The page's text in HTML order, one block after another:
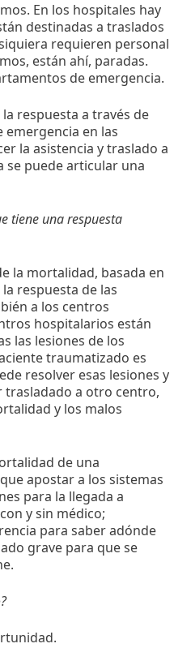
En los hospitales hay
destinadas a traslados
requieren personal
están ahí, paradas.
de emergencia.
respuesta a través de
en las
la asistencia y traslado a
se puede articular una
tiene una respuesta
la mortalidad, basada en
respuesta de las
a los centros
hospitalarios están
las lesiones de los
traumatizado es
resolver esas lesiones y
trasladado a otro centro,
y los malos
de una
apostar a los sistemas
para la llegada a
y sin médico;
para saber adónde
grave para que se